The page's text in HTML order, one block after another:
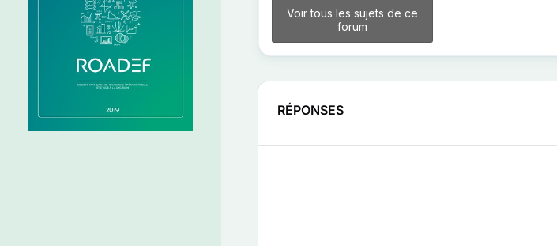
Voir tous les sujets de ce
forum
RÉPONSES